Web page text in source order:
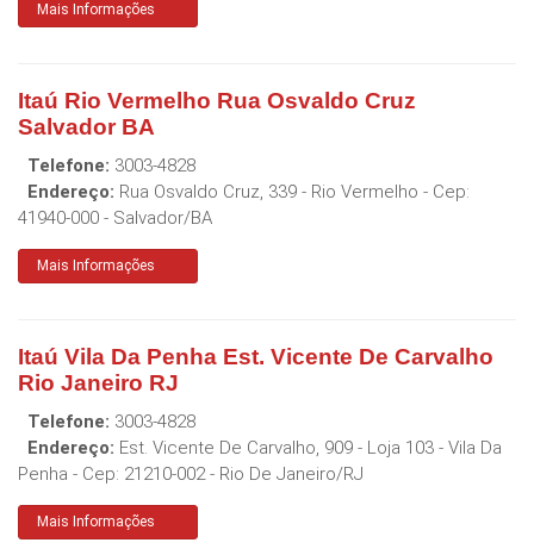
Mais Informações
Itaú Rio Vermelho Rua Osvaldo Cruz
Salvador BA
Telefone: 3003-4828
Endereço: Rua Osvaldo Cruz, 339 - Rio Vermelho - Cep:
41940-000 - Salvador/BA
Mais Informações
Itaú Vila Da Penha Est. Vicente De Carvalho
Rio Janeiro RJ
Telefone: 3003-4828
Endereço: Est. Vicente De Carvalho, 909 - Loja 103 - Vila Da
Penha - Cep: 21210-002- Rio De Janeiro/RJ
Mais Informações